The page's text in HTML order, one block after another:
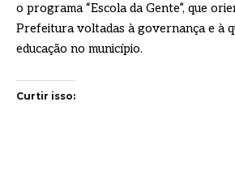
o programa “Escola da Gente”, que
Prefeitura voltadas à governança e à
educação no município.
Curtir isso: